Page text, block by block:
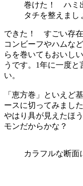
巻けた！ ハミ
タチを整えまし
できた！ すごい存在
コンビーフやハムな
らを巻いてもおいし
うです。1年に一度
い。
「恵方巻」といえど
ースに切ってみました
やはり具が見えたほ
モンだからかな？
カラフルな断面